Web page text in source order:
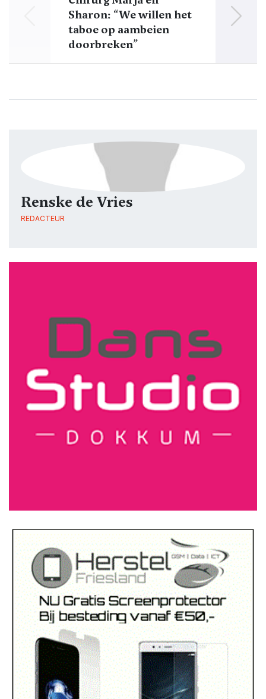
Sharon: “We willen het
taboe op aambeien
doorbreken”
Renske de Vries
REDACTEUR